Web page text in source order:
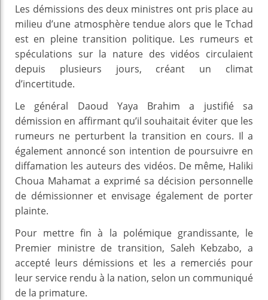
Les démissions des deux ministres ont pris place au
milieu d’une atmosphère tendue alors que le Tchad
est en pleine transition politique. Les rumeurs et
spéculations sur la nature des vidéos circulaient
depuis plusieurs jours, créant un climat
d’incertitude.
Le général Daoud Yaya Brahim a justifié sa
démission en affirmant qu’il souhaitait éviter que les
rumeurs ne perturbent la transition en cours. Il a
également annoncé son intention de poursuivre en
diffamation les auteurs des vidéos. De même, Haliki
Choua Mahamat a exprimé sa décision personnelle
de démissionner et envisage également de porter
plainte.
Pour mettre fin à la polémique grandissante, le
Premier ministre de transition, Saleh Kebzabo, a
accepté leurs démissions et les a remerciés pour
leur service rendu à la nation, selon un communiqué
de la primature.